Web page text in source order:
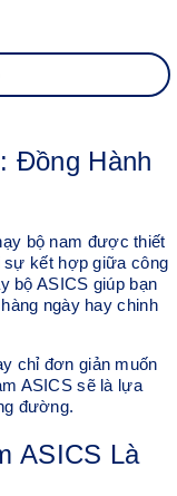
Đồng Hành
bộ nam được thiết
sự kết hợp giữa công
bộ ASICS giúp bạn
ngày hay chinh
chỉ đơn giản muốn
ASICS sẽ là lựa
đường.
ASICS Là